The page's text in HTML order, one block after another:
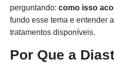
perguntando: como isso
fundo esse tema e entender
tratamentos disponíveis.
Por Que a